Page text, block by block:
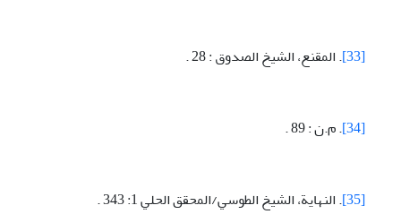
[33] . المقنع، الشيخ الصدوق : 28 .
[34] . م.ن : 89 .
[35] . النهاية، الشيخ الطوسي/المحقق الحلي 1: 343 .